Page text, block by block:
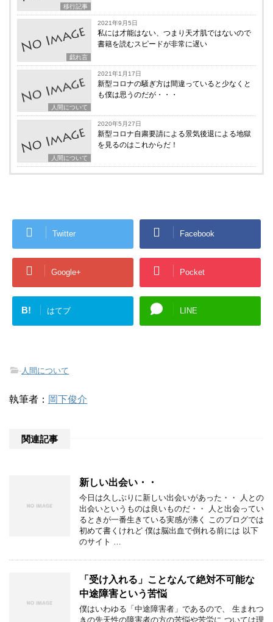
移行記事
戯れ言
2021年9月5日
私には才能はない、つまり天才肌ではないので
書籍を読むスピードが非常に遅い
人間について
2021年1月17日
新型コロナの騒ぎ方は間違っていると少なくと
も僕は思うのだが・・・
人間について
2020年5月27日
新型コロナ自粛要請による景気後退による地獄
を見るのはこれからだ！
Twitter Facebook
Google+ Pocket
B! はてブ LINE
- 人間について
執筆者： 岡下俊介
関連記事
新しい出会い・・
今日は久しぶりに新しい出会いがあった・・ 人との
出会いというものは良いものだ・・ 人と出会ってい
るときが一番生きている実感が沸く このブログでは
初めて書くけれど 僕は脳出血で倒れる前には 以下
のサイト …
「受け入れる」ことなんて絶対不可能な
中途障害という苦悩
僕はいわゆる「中途障害者」であるので、 生まれつ
きの先天性の障害者の方の苦悩や苦労に ついては理